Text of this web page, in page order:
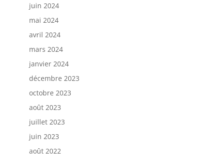
juin 2024
mai 2024
avril 2024
mars 2024
janvier 2024
décembre 2023
octobre 2023
août 2023
juillet 2023
juin 2023
août 2022